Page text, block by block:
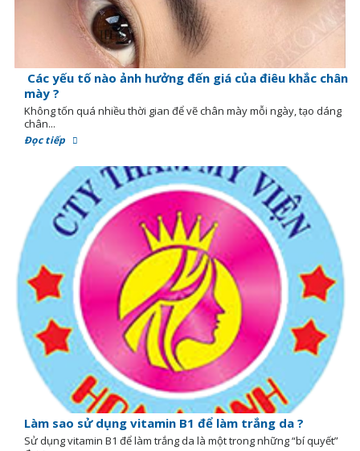
Các yếu tố nào ảnh hưởng đến giá của điêu khắc chân
mày ?
Không tốn quá nhiều thời gian để vẽ chân mày mỗi ngày, tạo dáng
chân...
Đọc tiếp
Làm sao sử dụng vitamin B1 để làm trắng da ?
Sử dụng vitamin B1 để làm trắng da là một trong những “bí quyết”